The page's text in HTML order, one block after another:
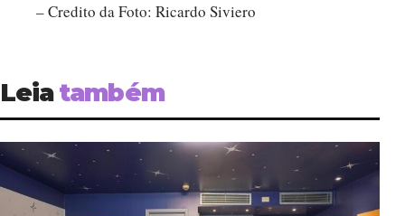
– Credito da Foto: Ricardo Siviero
Leiatambém